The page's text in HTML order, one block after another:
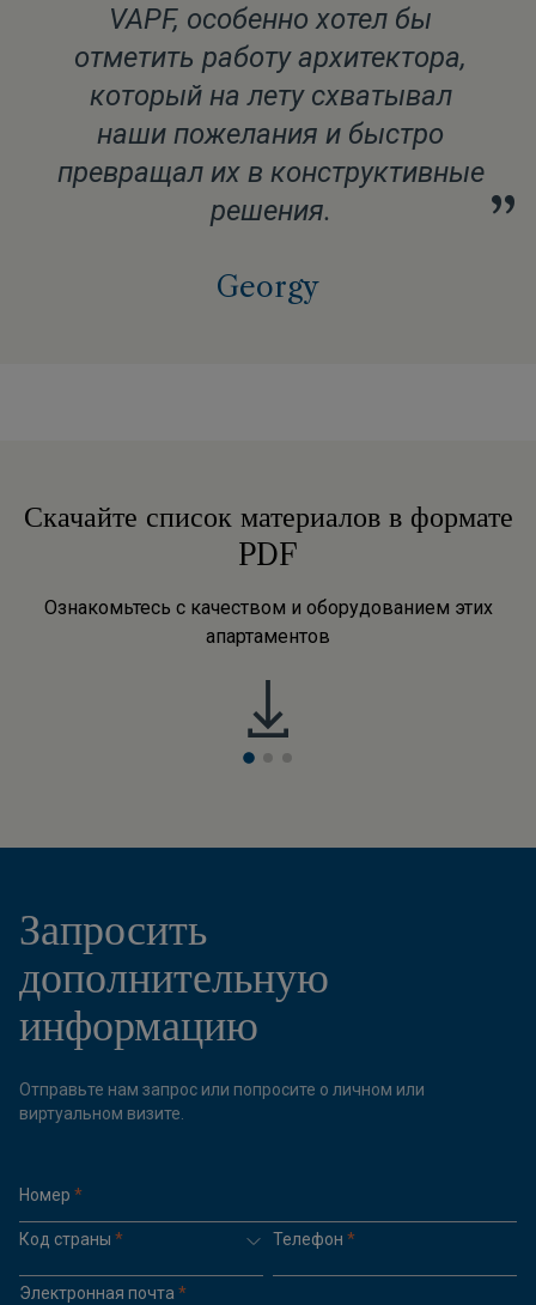
VAPF, особенно хотел бы
отметить работу архитектора,
который на лету схватывал
наши пожелания и быстро
превращал их в конструктивные
решения.
”
Georgy
Скачайте список материалов в формате
PDF
Ознакомьтесь с качеством и оборудованием этих
апартаментов
Запросить
дополнительную
информацию
Отправьте нам запрос или попросите о личном или
виртуальном визите.
Номер *
Код страны * Телефон *
Электронная почта *